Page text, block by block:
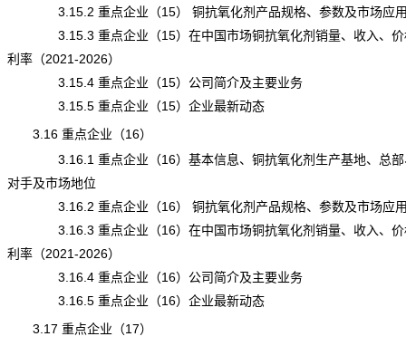
3.15.2 重点企业（15） 铜抗氧化剂产品规格、参数及市场应
3.15.3 重点企业（15）在中国市场铜抗氧化剂销量、收入、价
利率（2021-2026）
3.15.4 重点企业（15）公司简介及主要业务
3.15.5 重点企业（15）企业最新动态
3.16 重点企业（16）
3.16.1 重点企业（16）基本信息、铜抗氧化剂生产基地、总部
对手及市场地位
3.16.2 重点企业（16） 铜抗氧化剂产品规格、参数及市场应
3.16.3 重点企业（16）在中国市场铜抗氧化剂销量、收入、价
利率（2021-2026）
3.16.4 重点企业（16）公司简介及主要业务
3.16.5 重点企业（16）企业最新动态
3.17 重点企业（17）